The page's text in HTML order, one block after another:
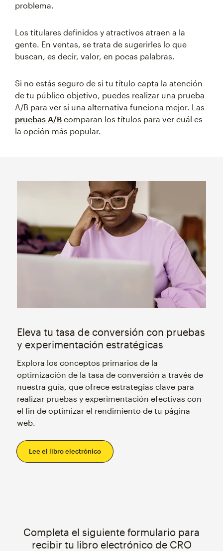
problema.
Los titulares definidos y atractivos atraen a la
gente. En ventas, se trata de sugerirles lo que
buscan, es decir, valor, en pocas palabras.
Si no estás seguro de si tu título capta la atención
de tu público objetivo, puedes realizar una prueba
A/B para ver si una alternativa funciona mejor. Las
pruebas A/B comparan los títulos para ver cuál es
la opción más popular.
Eleva tu tasa de conversión con pruebas
y experimentación estratégicas
Explora los conceptos primarios de la
optimización de la tasa de conversión a través de
nuestra guía, que ofrece estrategias clave para
realizar pruebas y experimentación efectivas con
el fin de optimizar el rendimiento de tu página
web.
Lee el libro electrónico
Completa el siguiente formulario para
recibir tu libro electrónico de CRO